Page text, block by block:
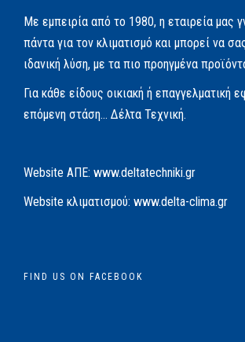
Με εμπειρία από το 1980, η εταιρεία μας
πάντα για τον κλιματισμό και μπορεί να
ιδανική λύση, με τα πιο προηγμένα
Για κάθε είδους οικιακή ή επαγγελματική
επόμενη στάση… Δέλτα Τεχνική.
Website AΠΕ: www.deltatechniki.gr
Website κλιματισμού: www.delta-clima.gr
FIND US ON FACEBOOK